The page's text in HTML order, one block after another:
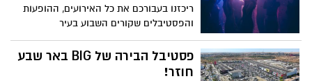
ריכזנו בעבורכם את כל האירועים, ההופעות
והפסטיבלים שקורים השבוע בעיר
פסטיבל הבירה של BIG באר שבע
חוזר!